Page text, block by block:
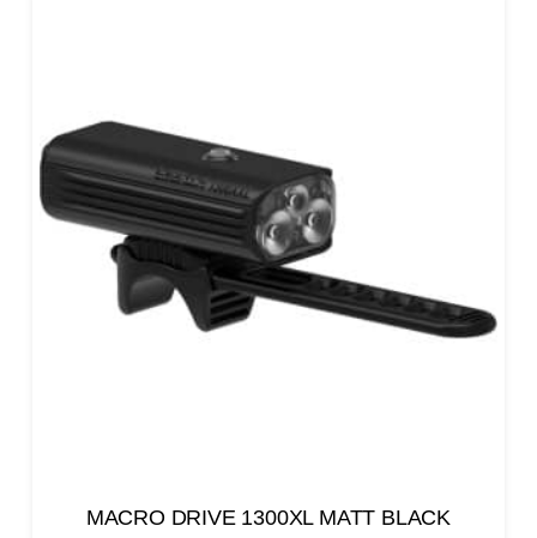
MACRO DRIVE 1300XL MATT BLACK